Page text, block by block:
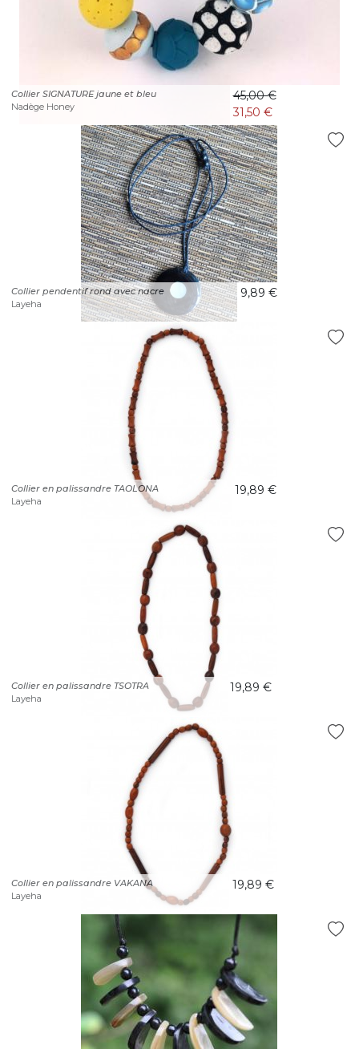
Collier SIGNATURE jaune et bleu
Nadège Honey
45,00 €
31,50 €
Collier pendentif rond avec nacre
Layeha
9,89 €
Collier en palissandre TAOLONA
Layeha
19,89 €
Collier en palissandre TSOTRA
Layeha
19,89 €
Collier en palissandre VAKANA
Layeha
19,89 €